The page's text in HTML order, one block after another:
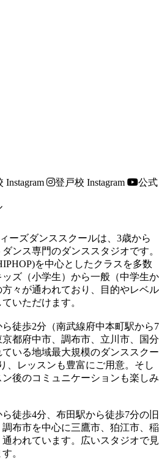
Instagram 登戸校 Instagram
公式
ーズダンススクールは、3歳から
ンス専門のダンススタジオです。
を中心としたクラスを多数
ズ（小学生）から一般（中学生か
々が通われており、目的やレベル
いただけます。
徒歩2分（南武線府中本町駅から7
都府中市、調布市、立川市、国分
いる地域最大規模のダンススクー
、レッスンも豊富にご用意。そし
後のコミュニケーションも楽しみ
徒歩4分、布田駅から徒歩7分の旧
布市を中心に三鷹市、狛江市、稲
われています。広いスタジオで見
。